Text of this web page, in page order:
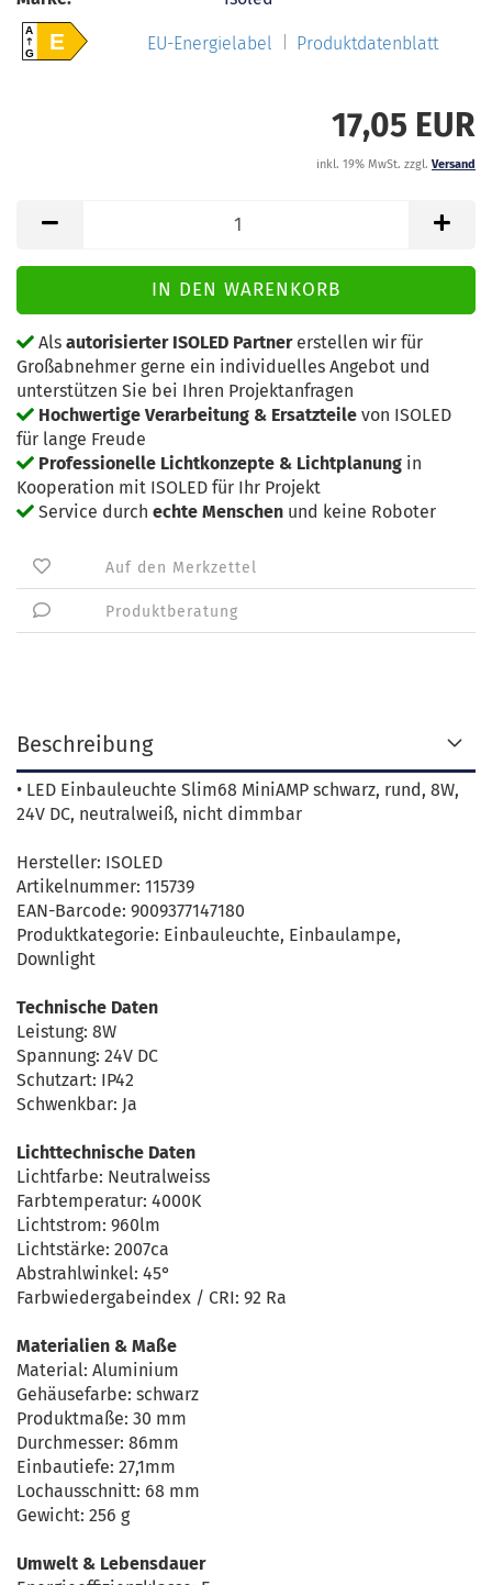
A
GE EU-Energielabel Produktdatenblatt
17,05 EUR
inkl. 19% MwSt. zzgl. Versand
Als autorisierter ISOLED Partnererstellen wir für
Großabnehmer gerne ein individuelles Angebot und
unterstützen Sie bei Ihren Projektanfragen
Hochwertige Verarbeitung & Ersatzteile von ISOLED
für lange Freude
Professionelle Lichtkonzepte & Lichtplanung in
Kooperation mit ISOLED für Ihr Projekt
Service durch echte Menschen und keine Roboter
Auf den Merkzettel
Produktberatung
Beschreibung
• LED Einbauleuchte Slim68 MiniAMP schwarz, rund, 8W,
24V DC, neutralweiß, nicht dimmbar
Hersteller: ISOLED
Artikelnummer: 115739
EAN-Barcode: 9009377147180
Produktkategorie: Einbauleuchte, Einbaulampe,
Downlight
Technische Daten
Leistung: 8W
Spannung: 24V DC
Schutzart: IP42
Schwenkbar: Ja
Lichttechnische Daten
Lichtfarbe: Neutralweiss
Farbtemperatur: 4000K
Lichtstrom: 960lm
Lichtstärke: 2007ca
Abstrahlwinkel: 45°
Farbwiedergabeindex / CRI: 92 Ra
Materialien & Maße
Material: Aluminium
Gehäusefarbe: schwarz
Produktmaße: 30 mm
Durchmesser: 86mm
Einbautiefe: 27,1mm
Lochausschnitt: 68 mm
Gewicht: 256 g
Umwelt & Lebensdauer